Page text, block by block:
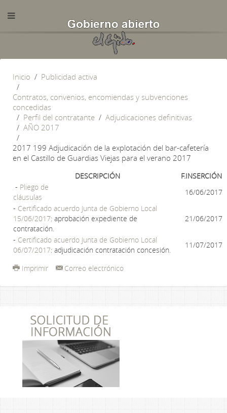
Inicio
Publicidad activa
Contratos, convenios, encomiendas y subvenciones
concedidas
Perfil del contratante
Adjudicaciones definitivas
AÑO 2017
2017 199 Adjudicación de la explotación del bar-cafetería
en el Castillo de Guardias Viejas para el verano 2017
DESCRIPCIÓN
F.INSERCIÓN
- Pliego de
cláusulas
16/06/2017
- Certificado acuerdo Junta de Gobierno Local
15/06/2017: aprobación expediente de
contratación.
21/06/2017
- Certificado acuerdo Junta de Gobierno Local
06/07/2017: adjudicación contratación concesión.
11/07/2017
Imprimir Correo electrónico